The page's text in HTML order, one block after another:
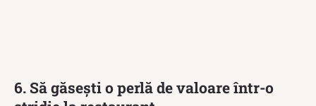
6. Să găsești o perlă de valoare într-o